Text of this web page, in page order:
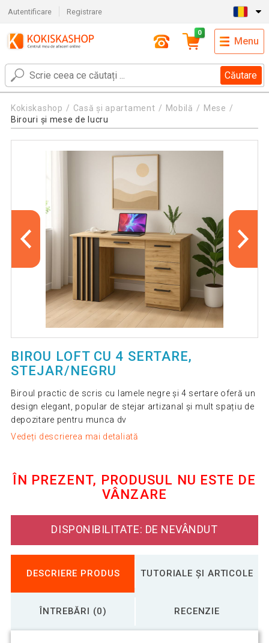
Autentificare Registrare
Căutare
0
Menu
Kokiskashop Casă și apartament Mobilă
Mese
Birouri și mese de lucru
BIROU LOFT CU 4 SERTARE,
STEJAR/NEGRU
Biroul practic de scris cu lamele negre și 4 sertare oferă un
design elegant, popular de stejar artizanal și mult spațiu de
depozitare pentru munca dv
Vedeți descrierea mai detaliată
ÎN PREZENT, PRODUSUL NU ESTE DE
VÂNZARE
DISPONIBILITATE: DE NEVÂNDUT
DESCRIERE PRODUS TUTORIALE ȘI ARTICOLE
ÎNTREBĂRI (0) RECENZIE